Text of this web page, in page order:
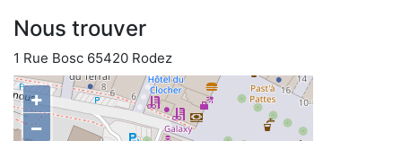
Nous trouver
1 Rue Bosc 65420 Rodez
+
−